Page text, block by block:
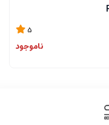
5
ناموجود